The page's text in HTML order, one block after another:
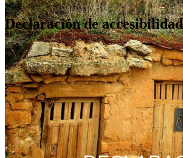
Declaración de accesibilidad